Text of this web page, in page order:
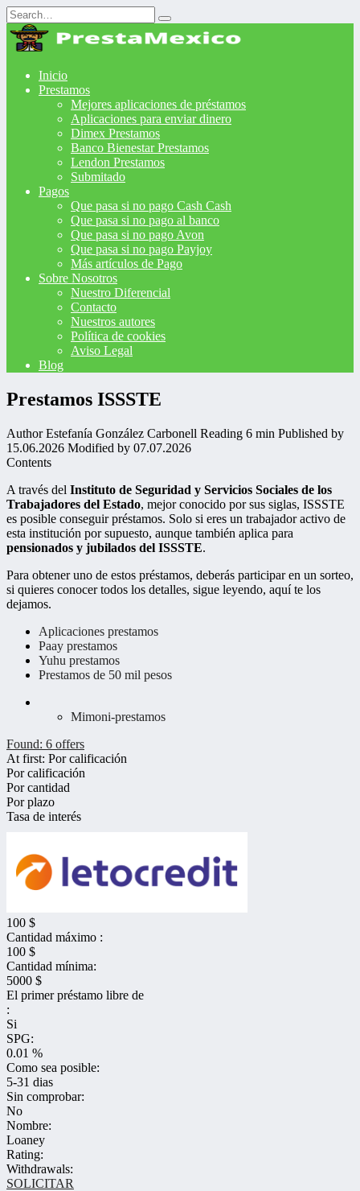
Search
for:
Inicio
Prestamos
Mejores aplicaciones de préstamos
Aplicaciones para enviar dinero
Dimex Prestamos
Banco Bienestar Prestamos
Lendon Prestamos
Submitado
Pagos
Que pasa si no pago Cash Cash
Que pasa si no pago al banco
Que pasa si no pago Avon
Que pasa si no pago Payjoy
Más artículos de Pago
Sobre Nosotros
Nuestro Diferencial
Contacto
Nuestros autores
Política de cookies
Aviso Legal
Blog
Prestamos ISSSTE
Author Estefanía González Carbonell Reading 6 min Published by
15.06.2026 Modified by 07.07.2026
Contents
A través del Instituto de Seguridad y Servicios Sociales de los
Trabajadores del Estado, mejor conocido por sus siglas, ISSSTE
es posible conseguir préstamos. Solo si eres un trabajador activo de
esta institución por supuesto, aunque también aplica para
pensionados y jubilados del ISSSTE.
Para obtener uno de estos préstamos, deberás participar en un sorteo,
si quieres conocer todos los detalles, sigue leyendo, aquí te los
dejamos.
Aplicaciones prestamos
Paay prestamos
Yuhu prestamos
Prestamos de 50 mil pesos
Mimoni-prestamos
Found: 6 offers
At first: Por calificación
Por calificación
Por cantidad
Por plazo
Tasa de interés
100 $
Cantidad máximo :
100 $
Cantidad mínima:
5000 $
El primer préstamo libre de
:
Si
SPG:
0.01 %
Como sea posible:
5-31 dias
Sin comprobar:
No
Nombre:
Loaney
Rating:
Withdrawals:
SOLICITAR